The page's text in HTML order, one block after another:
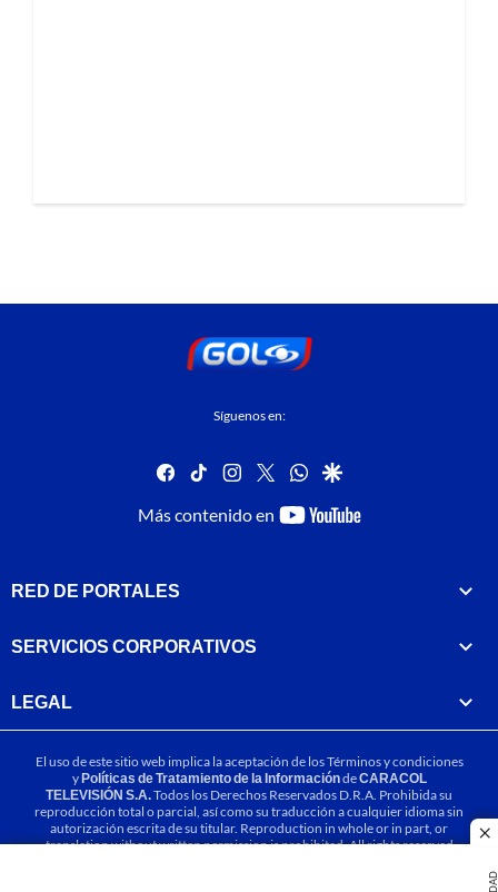
Síguenos en:
facebook
tiktok instagram
twitterwhatsapp
google
Más contenido en
youtube-
RED DE PORTALES
SERVICIOS CORPORATIVOS
LEGAL
El uso de este sitio web implica la aceptación de losTérminos y condiciones
yPolíticas de Tratamiento de la InformacióndeCARACOL
TELEVISIÓN S.A.Todos los Derechos Reservados D.R.A. Prohibida su
reproducción total o parcial, así como su traducción a cualquier idioma sin
autorización escrita de su titular. Reproduction in whole or in part, or
translation without written permission is prohibited. All rights reserved